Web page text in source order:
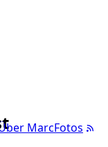
MarcFotos